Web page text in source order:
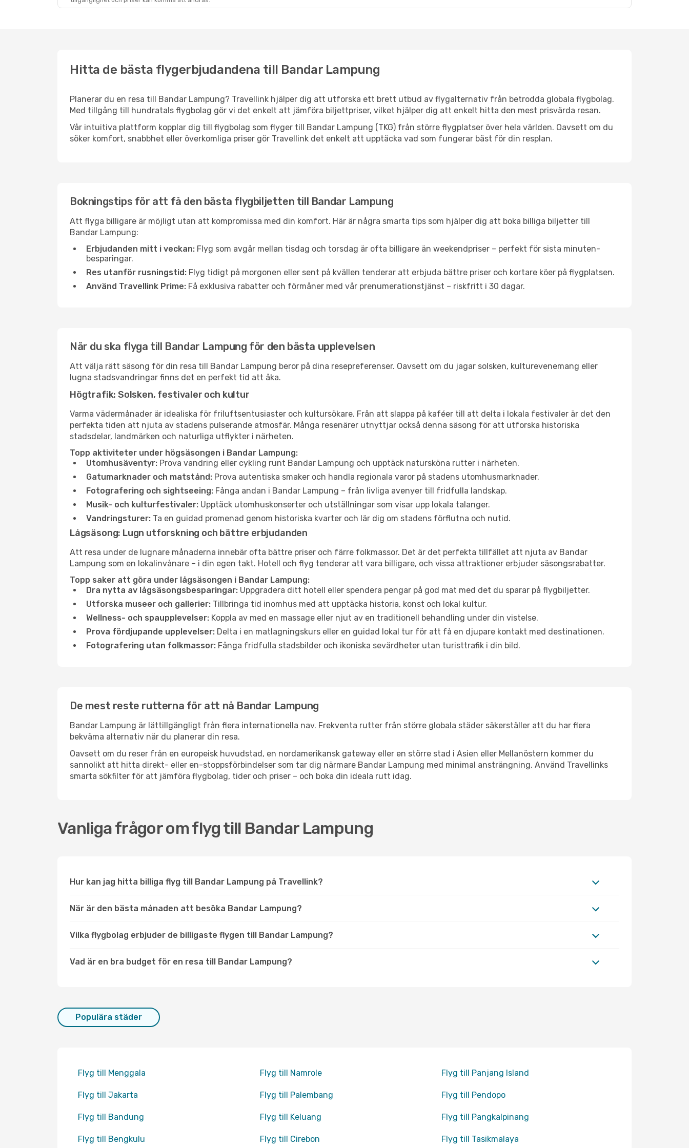
Hitta de bästa flygerbjudandena till Bandar Lampung
Planerar du en resa till Bandar Lampung? Travellink hjälper dig att utforska ett brett utbud av flygalternativ från betrodda globala flygbolag.
Med tillgång till hundratals flygbolag gör vi det enkelt att jämföra biljettpriser, vilket hjälper dig att enkelt hitta den mest prisvärda resan.
Vår intuitiva plattform kopplar dig till flygbolag som flyger till Bandar Lampung (TKG) från större flygplatser över hela världen. Oavsett om du
söker komfort, snabbhet eller överkomliga priser gör Travellink det enkelt att upptäcka vad som fungerar bäst för din resplan.
Bokningstips för att få den bästa flygbiljetten till Bandar Lampung
Att flyga billigare är möjligt utan att kompromissa med din komfort. Här är några smarta tips som hjälper dig att boka billiga biljetter till
Bandar Lampung:
Erbjudanden mitt i veckan: Flyg som avgår mellan tisdag och torsdag är ofta billigare än weekendpriser – perfekt för sista minuten-
besparingar.
Res utanför rusningstid: Flyg tidigt på morgonen eller sent på kvällen tenderar att erbjuda bättre priser och kortare köer på flygplatsen.
Använd Travellink Prime: Få exklusiva rabatter och förmåner med vår prenumerationstjänst – riskfritt i 30 dagar.
När du ska flyga till Bandar Lampung för den bästa upplevelsen
Att välja rätt säsong för din resa till Bandar Lampung beror på dina resepreferenser. Oavsett om du jagar solsken, kulturevenemang eller
lugna stadsvandringar finns det en perfekt tid att åka.
Högtrafik: Solsken, festivaler och kultur
Varma vädermånader är idealiska för friluftsentusiaster och kultursökare. Från att slappa på kaféer till att delta i lokala festivaler är det den
perfekta tiden att njuta av stadens pulserande atmosfär. Många resenärer utnyttjar också denna säsong för att utforska historiska
stadsdelar, landmärken och naturliga utflykter i närheten.
Topp aktiviteter under högsäsongen i Bandar Lampung:
Utomhusäventyr: Prova vandring eller cykling runt Bandar Lampung och upptäck natursköna rutter i närheten.
Gatumarknader och matstånd: Prova autentiska smaker och handla regionala varor på stadens utomhusmarknader.
Fotografering och sightseeing: Fånga andan i Bandar Lampung – från livliga avenyer till fridfulla landskap.
Musik- och kulturfestivaler: Upptäck utomhuskonserter och utställningar som visar upp lokala talanger.
Vandringsturer: Ta en guidad promenad genom historiska kvarter och lär dig om stadens förflutna och nutid.
Lågsäsong: Lugn utforskning och bättre erbjudanden
Att resa under de lugnare månaderna innebär ofta bättre priser och färre folkmassor. Det är det perfekta tillfället att njuta av Bandar
Lampung som en lokalinvånare – i din egen takt. Hotell och flyg tenderar att vara billigare, och vissa attraktioner erbjuder säsongsrabatter.
Topp saker att göra under lågsäsongen i Bandar Lampung:
Dra nytta av lågsäsongsbesparingar: Uppgradera ditt hotell eller spendera pengar på god mat med det du sparar på flygbiljetter.
Utforska museer och gallerier: Tillbringa tid inomhus med att upptäcka historia, konst och lokal kultur.
Wellness- och spaupplevelser: Koppla av med en massage eller njut av en traditionell behandling under din vistelse.
Prova fördjupande upplevelser: Delta i en matlagningskurs eller en guidad lokal tur för att få en djupare kontakt med destinationen.
Fotografering utan folkmassor: Fånga fridfulla stadsbilder och ikoniska sevärdheter utan turisttrafik i din bild.
De mest reste rutterna för att nå Bandar Lampung
Bandar Lampung är lättillgängligt från flera internationella nav. Frekventa rutter från större globala städer säkerställer att du har flera
bekväma alternativ när du planerar din resa.
Oavsett om du reser från en europeisk huvudstad, en nordamerikansk gateway eller en större stad i Asien eller Mellanöstern kommer du
sannolikt att hitta direkt- eller en-stoppsförbindelser som tar dig närmare Bandar Lampung med minimal ansträngning. Använd Travellinks
smarta sökfilter för att jämföra flygbolag, tider och priser – och boka din ideala rutt idag.
Vanliga frågor om flyg till Bandar Lampung
Hur kan jag hitta billiga flyg till Bandar Lampung på Travellink?
När är den bästa månaden att besöka Bandar Lampung?
Vilka flygbolag erbjuder de billigaste flygen till Bandar Lampung?
Vad är en bra budget för en resa till Bandar Lampung?
Populära städer
Flyg till Menggala Flyg till Namrole Flyg till Panjang Island
Flyg till Jakarta Flyg till Palembang Flyg till Pendopo
Flyg till Bandung Flyg till Keluang Flyg till Pangkalpinang
Flyg till Bengkulu Flyg till Cirebon Flyg till Tasikmalaya